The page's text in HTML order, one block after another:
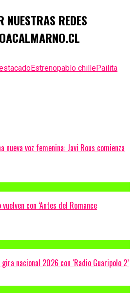
NUESTRAS REDES
Estrenopablo chillePailita
nueva voz femenina: Javi Rous comienza
con ‘Antes del Romance
nacional 2026 con ‘Radio Guaripolo 2’